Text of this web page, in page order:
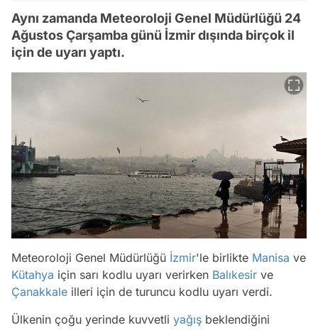
Aynı zamanda Meteoroloji Genel Müdürlüğü 24
Ağustos Çarşamba günü İzmir dışında birçok il
için de uyarı yaptı.
Meteoroloji Genel Müdürlüğü İzmir'le birlikte Manisa ve
Kütahya için sarı kodlu uyarı verirken Balıkesir ve
Çanakkale illeri için de turuncu kodlu uyarı verdi.
Ülkenin çoğu yerinde kuvvetli yağış beklendiğini